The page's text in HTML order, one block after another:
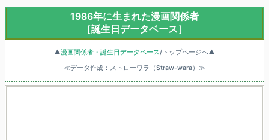
1986年に生まれた漫画関係者
［誕生日データベース］
▲漫画関係者・誕生日データベース/トップページへ▲
≪データ作成：ストローワラ（Straw-wara）≫